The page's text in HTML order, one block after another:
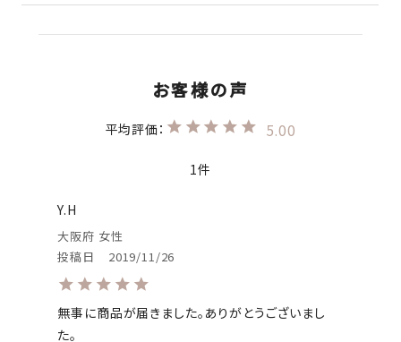
5.00
1
Y.H
大阪府 女性
投稿日
2019/11/26
無事に商品が届きました。ありがとうございまし
た。